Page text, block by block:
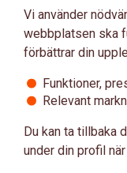
Vi använder
webbplatsen ska
förbättrar din
Funktioner,
Relevant
Du kan ta tillbaka
under din profil